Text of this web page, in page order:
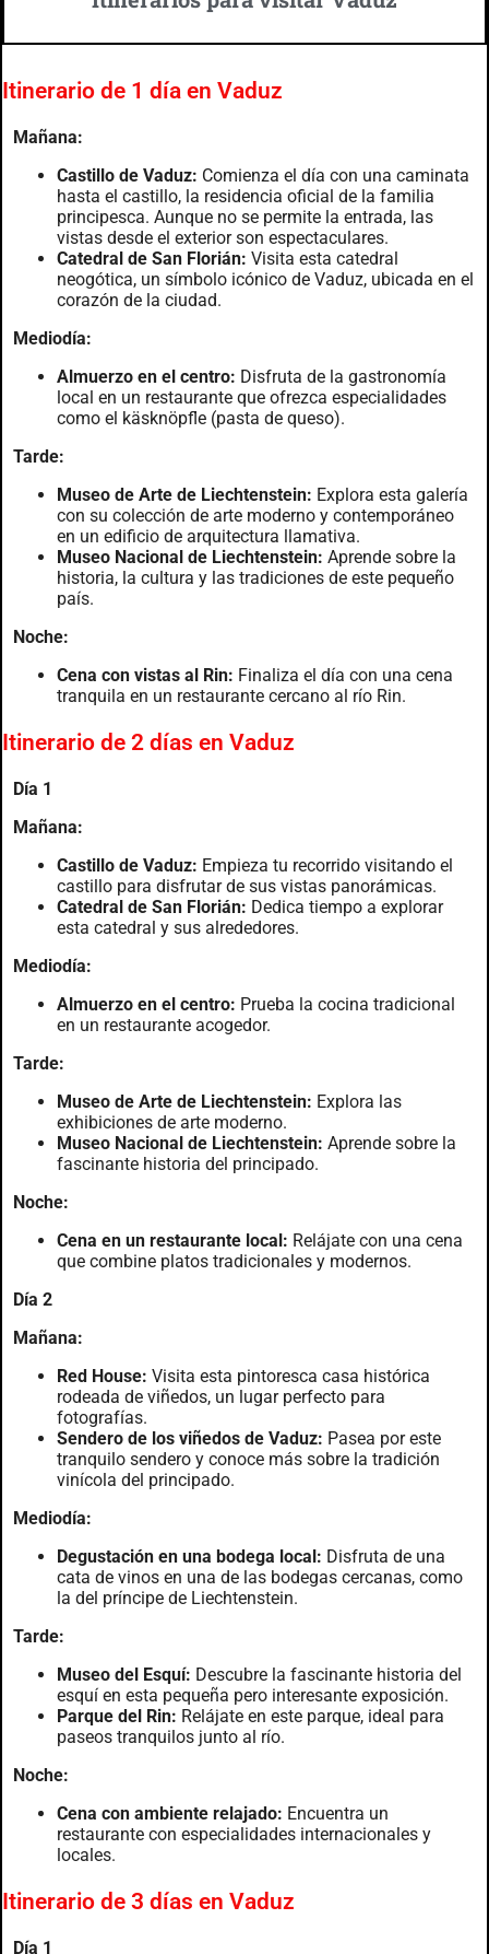
Itinerario de 1 día en Vaduz
Mañana:
Castillo de Vaduz: Comienza el día con una caminata
hasta el castillo, la residencia oficial de la familia
principesca. Aunque no se permite la entrada, las
vistas desde el exterior son espectaculares.
Catedral de San Florián: Visita esta catedral
neogótica, un símbolo icónico de Vaduz, ubicada en el
corazón de la ciudad.
Mediodía:
Almuerzo en el centro: Disfruta de la gastronomía
local en un restaurante que ofrezca especialidades
como el käsknöpfle (pasta de queso).
Tarde:
Museo de Arte de Liechtenstein: Explora esta galería
con su colección de arte moderno y contemporáneo
en un edificio de arquitectura llamativa.
Museo Nacional de Liechtenstein: Aprende sobre la
historia, la cultura y las tradiciones de este pequeño
país.
Noche:
Cena con vistas al Rin: Finaliza el día con una cena
tranquila en un restaurante cercano al río Rin.
Itinerario de 2 días en Vaduz
Día 1
Mañana:
Castillo de Vaduz: Empieza tu recorrido visitando el
castillo para disfrutar de sus vistas panorámicas.
Catedral de San Florián: Dedica tiempo a explorar
esta catedral y sus alrededores.
Mediodía:
Almuerzo en el centro: Prueba la cocina tradicional
en un restaurante acogedor.
Tarde:
Museo de Arte de Liechtenstein: Explora las
exhibiciones de arte moderno.
Museo Nacional de Liechtenstein: Aprende sobre la
fascinante historia del principado.
Noche:
Cena en un restaurante local: Relájate con una cena
que combine platos tradicionales y modernos.
Día 2
Mañana:
Red House: Visita esta pintoresca casa histórica
rodeada de viñedos, un lugar perfecto para
fotografías.
Sendero de los viñedos de Vaduz: Pasea por este
tranquilo sendero y conoce más sobre la tradición
vinícola del principado.
Mediodía:
Degustación en una bodega local: Disfruta de una
cata de vinos en una de las bodegas cercanas, como
la del príncipe de Liechtenstein.
Tarde:
Museo del Esquí: Descubre la fascinante historia del
esquí en esta pequeña pero interesante exposición.
Parque del Rin: Relájate en este parque, ideal para
paseos tranquilos junto al río.
Noche:
Cena con ambiente relajado: Encuentra un
restaurante con especialidades internacionales y
locales.
Itinerario de 3 días en Vaduz
Día 1